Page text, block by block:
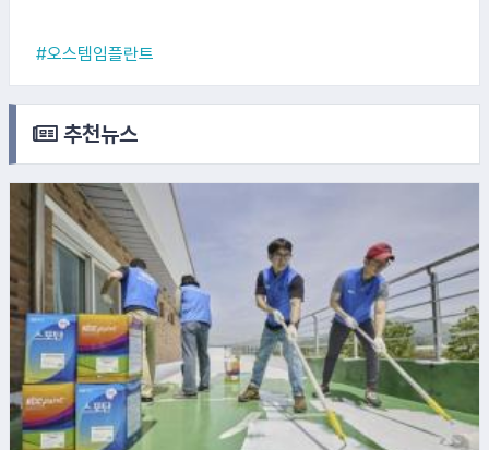
#오스템임플란트
추천뉴스
7.삼양바이오팜
SOIL
5. KB손해보험
2.삼성